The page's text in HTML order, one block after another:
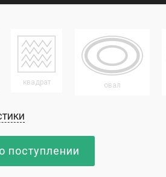
квадрат овал
поступлении